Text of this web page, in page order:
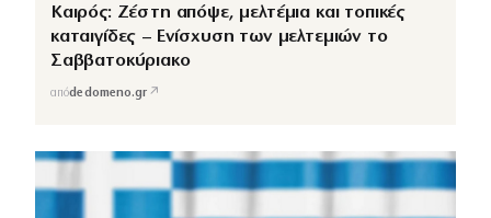
Καιρός: Ζέστη απόψε, μελτέμια και τοπικές
καταιγίδες – Ενίσχυση των μελτεμιών το
Σαββατοκύριακο
απόdedomeno.gr ↗